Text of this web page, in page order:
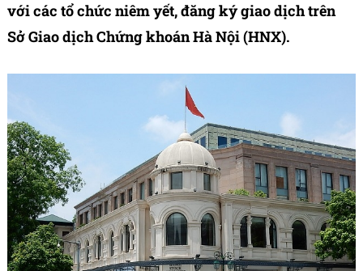
với các tổ chức niêm yết, đăng ký giao dịch trên
Sở Giao dịch Chứng khoán Hà Nội (HNX).